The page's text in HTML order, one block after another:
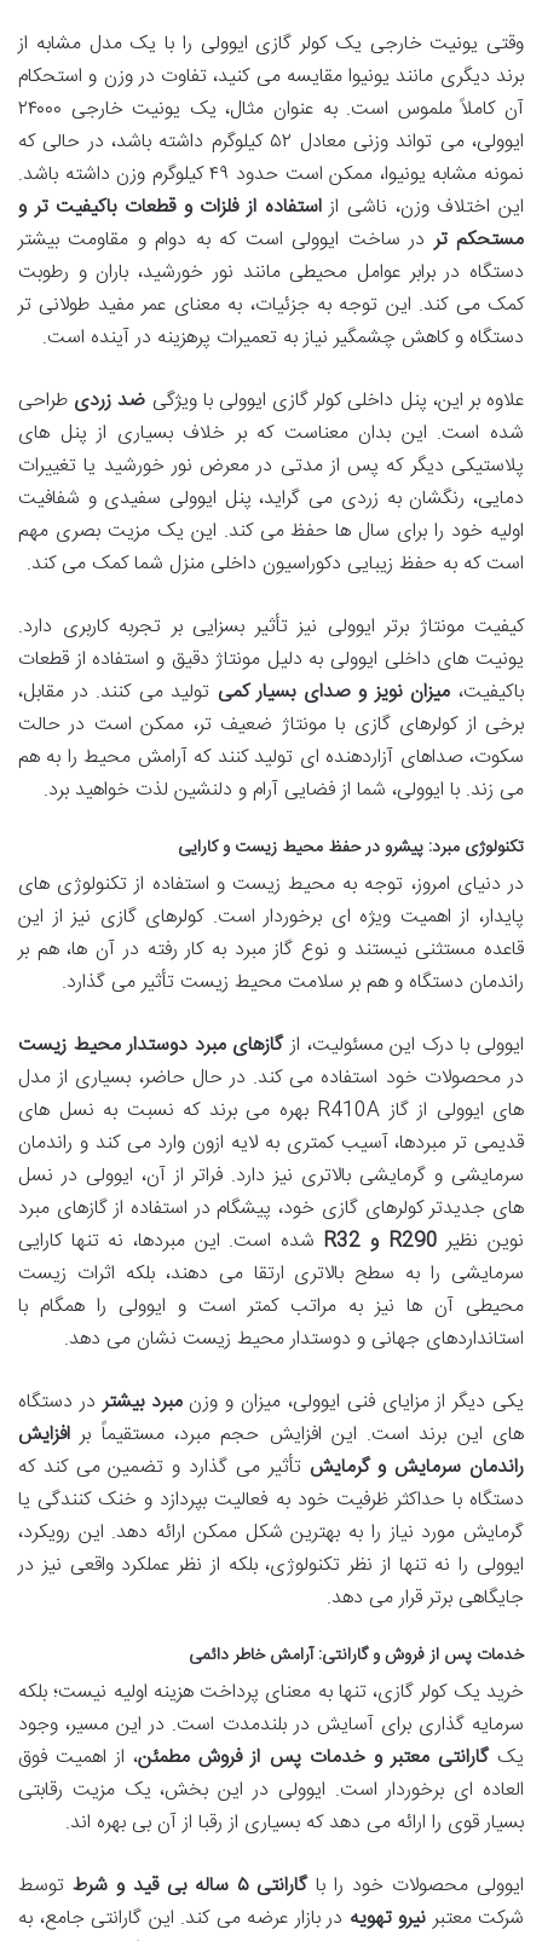
وقتی یونیت خارجی یک کولر گازی ایوولی را با یک مدل مشابه از
برند دیگری مانند یونیوا مقایسه می کنید، تفاوت در وزن و استحکام
آن کاملاً ملموس است. به عنوان مثال، یک یونیت خارجی ۲۴۰۰۰
ایوولی، می تواند وزنی معادل ۵۲ کیلوگرم داشته باشد، در حالی که
نمونه مشابه یونیوا، ممکن است حدود ۴۹ کیلوگرم وزن داشته باشد.
این اختلاف وزن، ناشی ازاستفاده از فلزات و قطعات باکیفیت تر و
مستحکم تردر ساخت ایوولی است که به دوام و مقاومت بیشتر
دستگاه در برابر عوامل محیطی مانند نور خورشید، باران و رطوبت
کمک می کند. این توجه به جزئیات، به معنای عمر مفید طولانی تر
دستگاه و کاهش چشمگیر نیاز به تعمیرات پرهزینه در آینده است.
علاوه بر این، پنل داخلی کولر گازی ایوولی با ویژگی ضد زردی طراحی
شده است. این بدان معناست که بر خلاف بسیاری از پنل های
پلاستیکی دیگر که پس از مدتی در معرض نور خورشید یا تغییرات
دمایی، رنگشان به زردی می گراید، پنل ایوولی سفیدی و شفافیت
اولیه خود را برای سال ها حفظ می کند. این یک مزیت بصری مهم
است که به حفظ زیبایی دکوراسیون داخلی منزل شما کمک می کند.
کیفیت مونتاژ برتر ایوولی نیز تأثیر بسزایی بر تجربه کاربری دارد.
یونیت های داخلی ایوولی به دلیل مونتاژ دقیق و استفاده از قطعات
باکیفیت، میزان نویز و صدای بسیار کمی تولید می کنند. در مقابل،
برخی از کولرهای گازی با مونتاژ ضعیف تر، ممکن است در حالت
سکوت، صداهای آزاردهنده ای تولید کنند که آرامش محیط را به هم
می زند. با ایوولی، شما از فضایی آرام و دلنشین لذت خواهید برد.
تکنولوژی مبرد: پیشرو در حفظ محیط زیست و کارایی
در دنیای امروز، توجه به محیط زیست و استفاده از تکنولوژی های
پایدار، از اهمیت ویژه ای برخوردار است. کولرهای گازی نیز از این
قاعده مستثنی نیستند و نوع گاز مبرد به کار رفته در آن ها، هم بر
راندمان دستگاه و هم بر سلامت محیط زیست تأثیر می گذارد.
ایوولی با درک این مسئولیت، ازگازهای مبرد دوستدار محیط زیست
در محصولات خود استفاده می کند. در حال حاضر، بسیاری از مدل
های ایوولی از گاز R410A بهره می برند که نسبت به نسل های
قدیمی تر مبردها، آسیب کمتری به لایه ازون وارد می کند و راندمان
سرمایشی و گرمایشی بالاتری نیز دارد. فراتر از آن، ایوولی در نسل
های جدیدتر کولرهای گازی خود، پیشگام در استفاده از گازهای مبرد
نوین نظیر R290 و R32
شده است. این مبردها، نه تنها کارایی
سرمایشی را به سطح بالاتری ارتقا می دهند، بلکه اثرات زیست
محیطی آن ها نیز به مراتب کمتر است و ایوولی را همگام با
استانداردهای جهانی و دوستدار محیط زیست نشان می دهد.
یکی دیگر از مزایای فنی ایوولی، میزان و وزنمبرد بیشتردر دستگاه
های این برند است. این افزایش حجم مبرد، مستقیماً بر افزایش
راندمان سرمایش و گرمایش تأثیر می گذارد و تضمین می کند که
دستگاه با حداکثر ظرفیت خود به فعالیت بپردازد و خنک کنندگی یا
گرمایش مورد نیاز را به بهترین شکل ممکن ارائه دهد. این رویکرد،
ایوولی را نه تنها از نظر تکنولوژی، بلکه از نظر عملکرد واقعی نیز در
جایگاهی برتر قرار می دهد.
خدمات پس از فروش و گارانتی: آرامش خاطر دائمی
خرید یک کولر گازی، تنها به معنای پرداخت هزینه اولیه نیست؛ بلکه
سرمایه گذاری برای آسایش در بلندمدت است. در این مسیر، وجود
یکگارانتی معتبر و خدمات پس از فروش مطمئن، از اهمیت فوق
العاده ای برخوردار است. ایوولی در این بخش، یک مزیت رقابتی
بسیار قوی را ارائه می دهد که بسیاری از رقبا از آن بی بهره اند.
ایوولی محصولات خود را باگارانتی ۵ ساله بی قید و شرط
توسط
شرکت معتبرنیرو تهویه در بازار عرضه می کند. این گارانتی جامع، به